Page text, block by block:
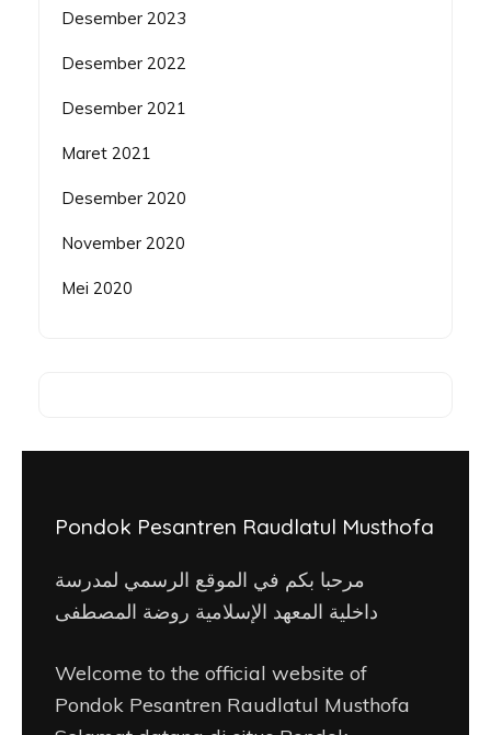
Desember 2023
Desember 2022
Desember 2021
Maret 2021
Desember 2020
November 2020
Mei 2020
Pondok Pesantren Raudlatul Musthofa
مرحبا بكم في الموقع الرسمي لمدرسة
داخلية المعهد الإسلامية روضة المصطفى
Welcome to the official website of
Pondok Pesantren Raudlatul Musthofa